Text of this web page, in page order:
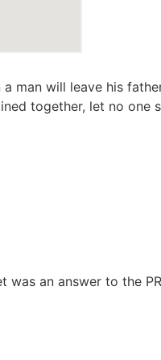
a man will leave his
together, let no one
was an answer to the